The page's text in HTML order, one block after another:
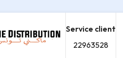
Service client
22963528